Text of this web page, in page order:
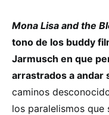
Mona Lisa and the
tono de los buddy
Jarmusch en que
arrastrados a andar
caminos
los paralelismos